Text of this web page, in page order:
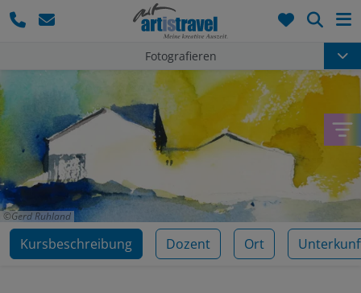
Fotografieren
Gerd Ruhland
Kursbeschreibung Dozent Ort